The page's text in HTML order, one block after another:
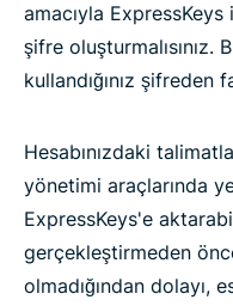
amacıyla
şifre oluşturmalısınız.
kullandığınız şifreden
Hesabınızdaki
yönetimi araçlarında
ExpressKeys'e
gerçekleştirmeden
olmadığından dolayı,